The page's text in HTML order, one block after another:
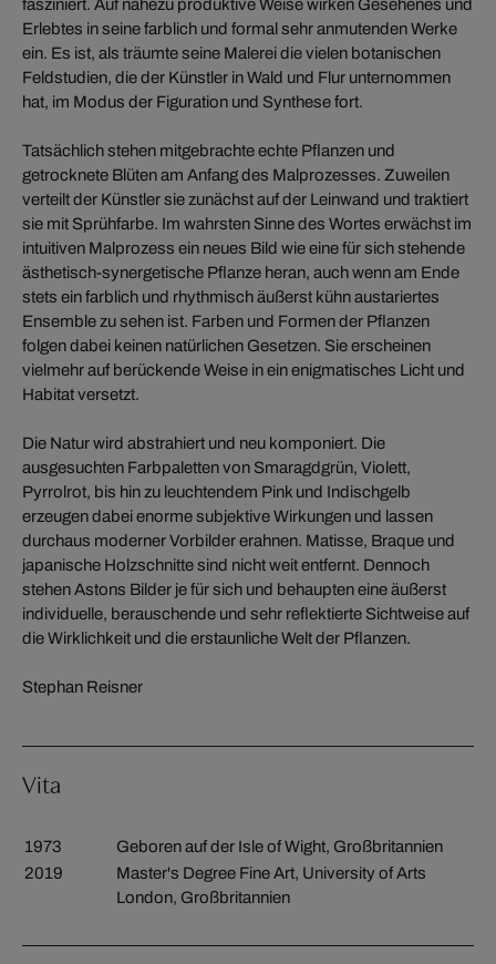
fasziniert. Auf nahezu produktive Weise wirken Gesehenes und
Erlebtes in seine farblich und formal sehr anmutenden Werke
ein. Es ist, als träumte seine Malerei die vielen botanischen
Feldstudien, die der Künstler in Wald und Flur unternommen
hat, im Modus der Figuration und Synthese fort.
Tatsächlich stehen mitgebrachte echte Pflanzen und
getrocknete Blüten am Anfang des Malprozesses. Zuweilen
verteilt der Künstler sie zunächst auf der Leinwand und traktiert
sie mit Sprühfarbe. Im wahrsten Sinne des Wortes erwächst im
intuitiven Malprozess ein neues Bild wie eine für sich stehende
ästhetisch-synergetische Pflanze heran, auch wenn am Ende
stets ein farblich und rhythmisch äußerst kühn austariertes
Ensemble zu sehen ist. Farben und Formen der Pflanzen
folgen dabei keinen natürlichen Gesetzen. Sie erscheinen
vielmehr auf berückende Weise in ein enigmatisches Licht und
Habitat versetzt.
Die Natur wird abstrahiert und neu komponiert. Die
ausgesuchten Farbpaletten von Smaragdgrün, Violett,
Pyrrolrot, bis hin zu leuchtendem Pink und Indischgelb
erzeugen dabei enorme subjektive Wirkungen und lassen
durchaus moderner Vorbilder erahnen. Matisse, Braque und
japanische Holzschnitte sind nicht weit entfernt. Dennoch
stehen Astons Bilder je für sich und behaupten eine äußerst
individuelle, berauschende und sehr reflektierte Sichtweise auf
die Wirklichkeit und die erstaunliche Welt der Pflanzen.
Stephan Reisner
Vita
1973
Geboren auf der Isle of Wight, Großbritannien
2019
Master's Degree Fine Art, University of Arts
London, Großbritannien